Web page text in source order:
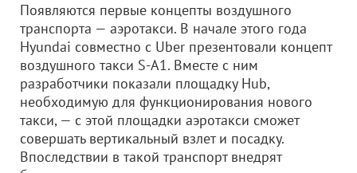
Появляются первые концепты воздушного
транспорта — аэротакси. В начале этого года
Hyundai совместно с Uber презентовали концепт
воздушного такси S-A1. Вместе с ним
разработчики показали площадку Hub,
необходимую для функционирования нового
такси, — с этой площадки аэротакси сможет
совершать вертикальный взлет и посадку.
Впоследствии в такой транспорт внедрят